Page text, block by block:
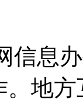
信息
。地